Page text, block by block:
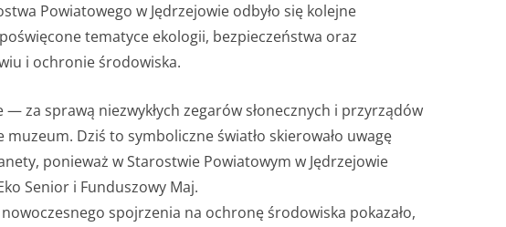
Powiatowego w Jędrzejowie odbyło się kolejne
tematyce ekologii, bezpieczeństwa oraz
i ochronie środowiska.
— za sprawą niezwykłych zegarów słonecznych i przyrządów
Dziś to symboliczne światło skierowało uwagę
ponieważ w Starostwie Powiatowym w Jędrzejowie
Senior i Funduszowy Maj.
spojrzenia na ochronę środowiska pokazało,